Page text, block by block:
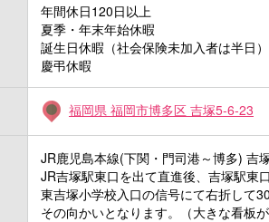
年間休日120日以上
夏季・年末年始休暇
誕生日休暇（社会保険未加入者は半日）
慶弔休暇
福岡県 福岡市博多区 吉塚5‐6‐23
JR鹿児島本線(下関・門司港～博多) 吉
JR吉塚駅東口を出て直進後、吉塚駅東
東吉塚小学校入口の信号にて右折して
その向かいとなります。（大きな看板が